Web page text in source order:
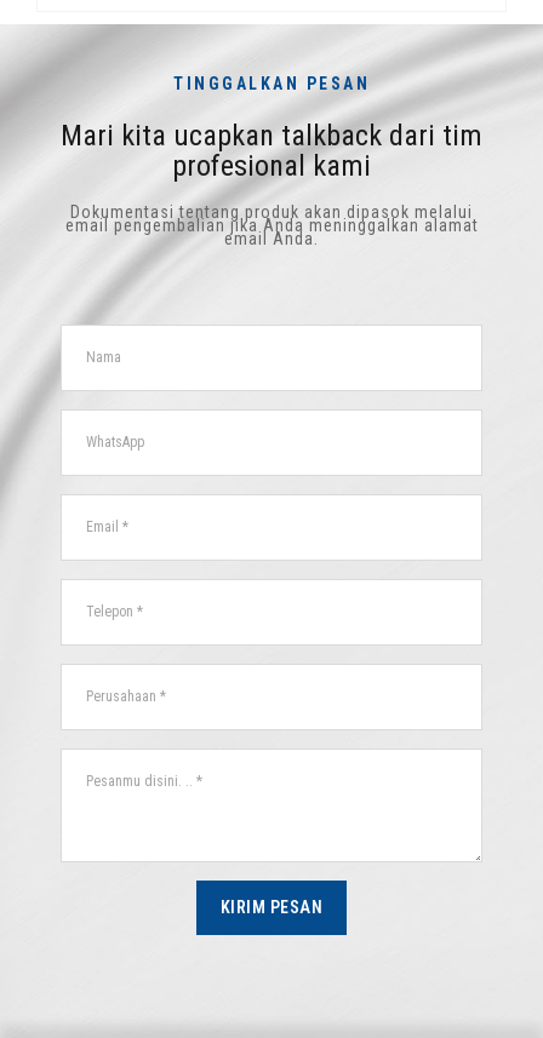
TINGGALKAN PESAN
Mari kita ucapkan talkback dari tim
profesional kami
Dokumentasi tentang produk akan dipasok melalui
email pengembalian jika Anda meninggalkan alamat
email Anda.
KIRIM PESAN